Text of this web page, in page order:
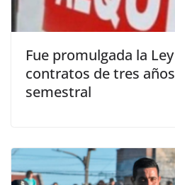
Fue promulgada la
contratos de tres
semestral